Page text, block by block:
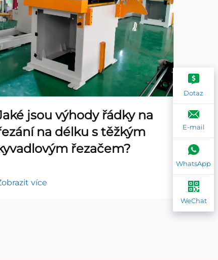
jsou výhody řádky na
na délku s těžkým
řezačem?
více
Dotaz
E-mail
WhatsApp
WeChat